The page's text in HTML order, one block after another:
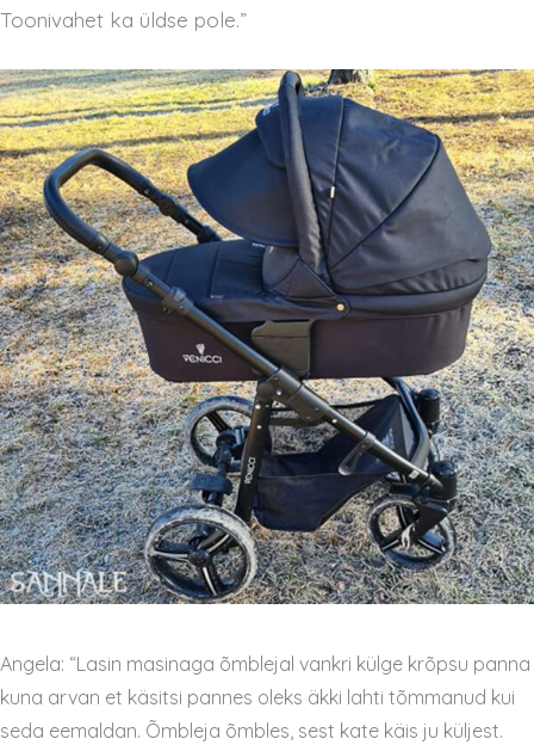
Toonivahet ka üldse pole.”
Angela: “Lasin masinaga õmblejal vankri külge krõpsu panna
kuna arvan et käsitsi pannes oleks äkki lahti tõmmanud kui
seda eemaldan. Õmbleja õmbles, sest kate käis ju küljest.